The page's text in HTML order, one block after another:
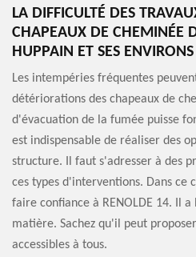
LA DIFFICULTÉ DES
CHAPEAUX DE CHEMINÉE
HUPPAIN ET SES ENVIRONS
Les intempéries fréquentes
détériorations des chapeaux de
d'évacuation de la fumée puisse
est indispensable de réaliser des
structure. Il faut s'adresser à des
ces types d'interventions. Dans ce
faire confiance à RENOLDE 14. Il
matière. Sachez qu'il peut
accessibles à tous.